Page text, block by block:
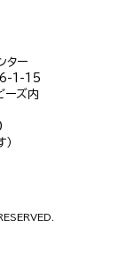
ター
6-1-15
ーズ内